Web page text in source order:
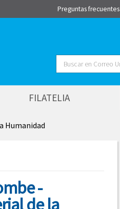
Preguntas frecuentes
Buscar
FILATELIA
Humanidad
-
de la